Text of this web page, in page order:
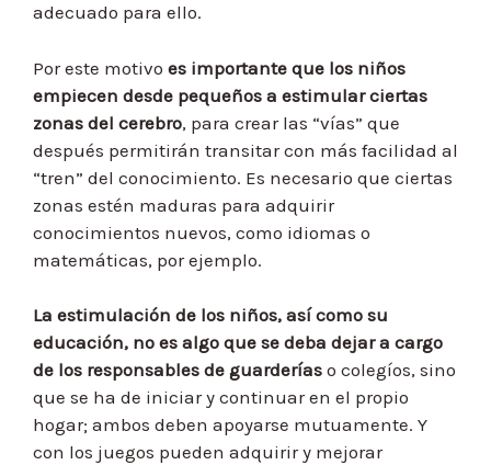
adecuado para ello.
Por este motivo es importante que los niños
empiecen desde pequeños a estimular ciertas
zonas del cerebro, para crear las “vías” que
después permitirán transitar con más facilidad al
“tren” del conocimiento. Es necesario que ciertas
zonas estén maduras para adquirir
conocimientos nuevos, como idiomas o
matemáticas, por ejemplo.
La estimulación de los niños, así como su
educación, no es algo que se deba dejar a cargo
de los responsables de guarderías o colegíos, sino
que se ha de iniciar y continuar en el propio
hogar; ambos deben apoyarse mutuamente. Y
con los juegos pueden adquirir y mejorar